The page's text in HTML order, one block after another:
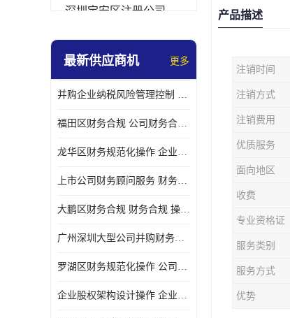
深圳宝安区注册公司
宝安西乡办理营业执照
宝安西乡代理记帐
注册公司
最新供应商机 更多
并购企业纳税风险管理控制 企业纳税风险管理控制 如何操作
福田区财务合规 公司财务合规 如何处理实现税务*风险
龙华区财务规范化操作 企业纳税风险管理控制 操作起来简单易行
上市公司财务顾问服务 财务合规 如何才能达到目标
大鹏区财务合规 财务合规 操作起来简单易行
广州深圳大型公司并购财务顾问 财务规范化操作 办理要多长时间
罗湖区财务规范化操作 公司财务合规 盛莱企管
企业股权架构设计操作 企业纳税风险管理控制 怎样操作税务合规
产品描述
注销时间
注销方式
注销费用
优质服务
面向地区
收费
专业资格证
服务类别
服务方式
优势